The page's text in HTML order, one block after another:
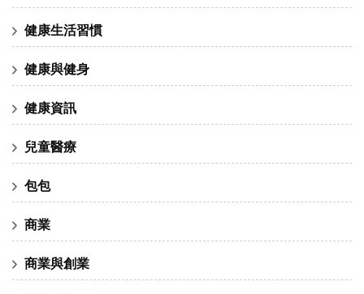
健康生活習慣
健康與健身
健康資訊
兒童醫療
包包
商業
商業與創業